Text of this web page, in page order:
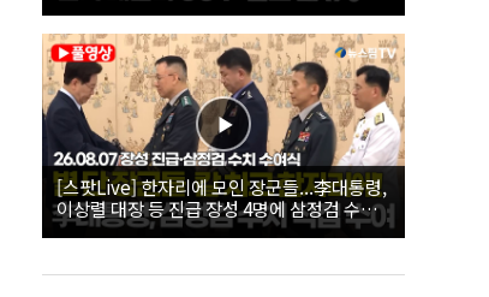
[스팟Live] 한자리에 모인 장군들...李대통령,
이상렬 대장 등 진급 장성 4명에 삼정검 수치
직접 수여｜26.08.07 장성 진급·삼정검 수치